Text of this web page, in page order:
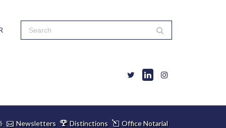
Newsletters Distinctions Office Notarial